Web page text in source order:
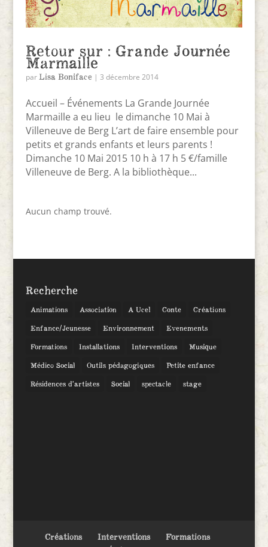
Retour sur : Grande Journée
Marmaille
parLisa Boniface | 3 décembre 2014
Accueil – Événements La Grande Journée
Marmaille a eu lieu le dimanche 10 Mai à
Villeneuve de Berg L’art de faire ensemble pour
petits et grands enfants et leurs parents !
Dimanche 10 Mai 2015 10 h à 17 h 5 €/famille
Villeneuve de Berg. A la bibliothèque...
Aucun champ trouvé.
Recherche
Animations Association A Ucel Conte
Créations
Enfance/Jeunesse
Environnement
Evenements
Formations
Installations Interventions
Musique
Médico Social
Outils pédagogiques
Petite enfance
Résidences d’artistes
Social spectacle stage
Créations Interventions
Formations